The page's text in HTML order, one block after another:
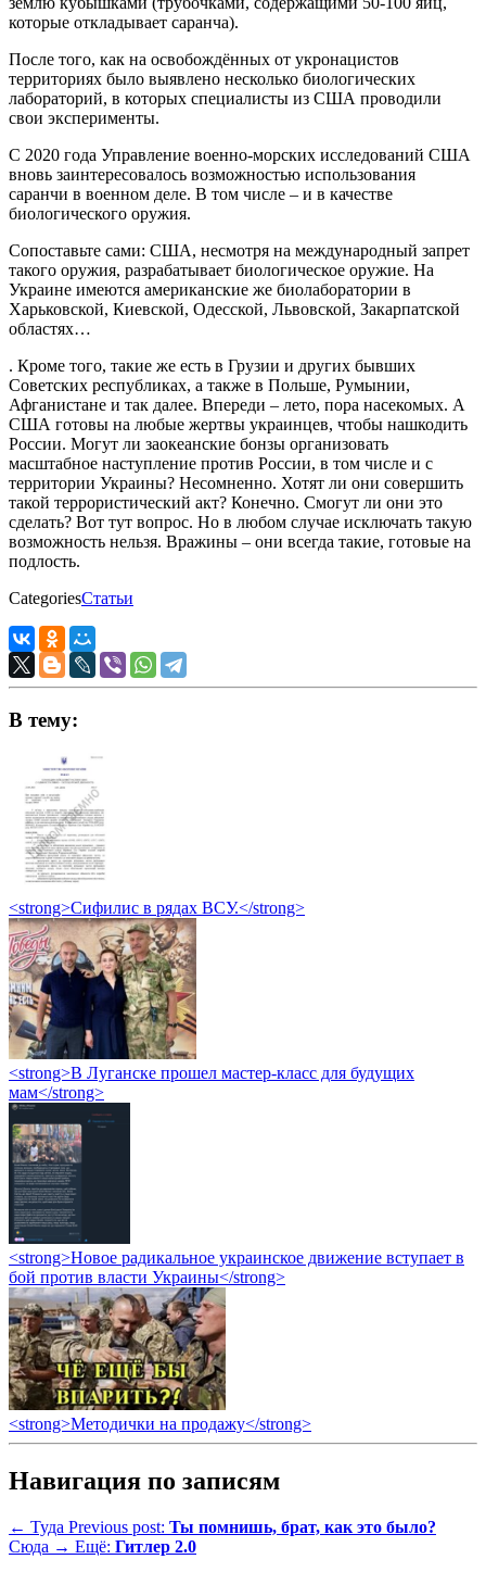
которые откладывает саранча).
После того, как на освобождённых от укронацистов
территориях было выявлено несколько биологических
лабораторий, в которых специалисты из США проводили
свои эксперименты.
С 2020 года Управление военно-морских исследований США
вновь заинтересовалось возможностью использования
саранчи в военном деле. В том числе – и в качестве
биологического оружия.
Сопоставьте сами: США, несмотря на международный запрет
такого оружия, разрабатывает биологическое оружие. На
Украине имеются американские же биолаборатории в
Харьковской, Киевской, Одесской, Львовской, Закарпатской
областях…
. Кроме того, такие же есть в Грузии и других бывших
Советских республиках, а также в Польше, Румынии,
Афганистане и так далее. Впереди – лето, пора насекомых. А
США готовы на любые жертвы украинцев, чтобы нашкодить
России. Могут ли заокеанские бонзы организовать
масштабное наступление против России, в том числе и с
территории Украины? Несомненно. Хотят ли они совершить
такой террористический акт? Конечно. Смогут ли они это
сделать? Вот тут вопрос. Но в любом случае исключать такую
возможность нельзя. Вражины – они всегда такие, готовые на
подлость.
CategoriesСтатьи
В тему:
<strong>Сифилис в рядах ВСУ.</strong>
<strong>В Луганске прошел мастер-класс для будущих
мам</strong>
<strong>Новое радикальное украинское движение вступает в
бой против власти Украины</strong>
<strong>Методички на продажу</strong>
Навигация по записям
← Туда Previous post: Ты помнишь, брат, как это было?
Сюда → Ещё: Гитлер 2.0